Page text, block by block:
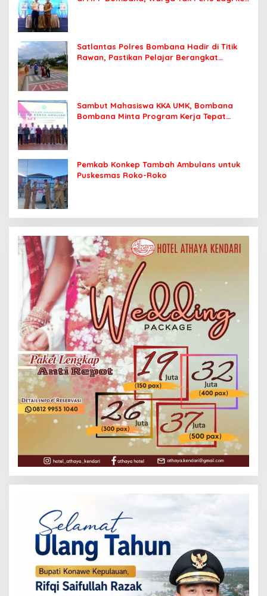
Satlantas Polres Bombana Hadir di Titik
Rawan, Pastikan Pelajar Berangkat
Sambut Mahasiswa KKA UMK, Bombana
Bombana Minta Program Kerja Tepat
Pemkab Konkep Tambah Ambulans untuk
Puskesmas Roko-Roko